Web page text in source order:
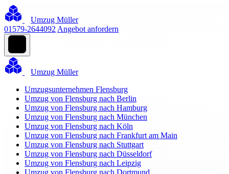
Umzug Müller
01579-2644092 Angebot anfordern
Umzug Müller
Umzugsunternehmen Flensburg
Umzug von Flensburg nach Berlin
Umzug von Flensburg nach Hamburg
Umzug von Flensburg nach München
Umzug von Flensburg nach Köln
Umzug von Flensburg nach Frankfurt am Main
Umzug von Flensburg nach Stuttgart
Umzug von Flensburg nach Düsseldorf
Umzug von Flensburg nach Leipzig
Umzug von Flensburg nach Dortmund